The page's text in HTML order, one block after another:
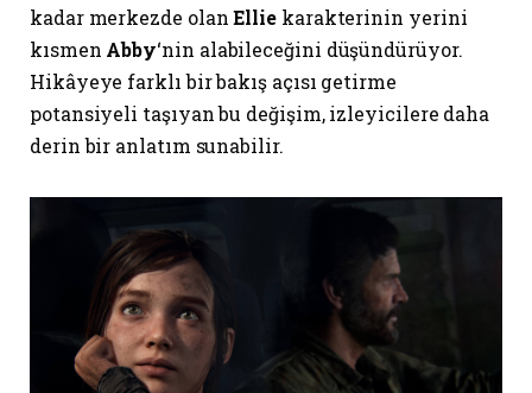
kadar merkezde olanEllie karakterinin yerini
kısmen Abby‘nin alabileceğini düşündürüyor.
Hikâyeye farklı bir bakış açısı getirme
potansiyeli taşıyan bu değişim, izleyicilere daha
derin bir anlatım sunabilir.